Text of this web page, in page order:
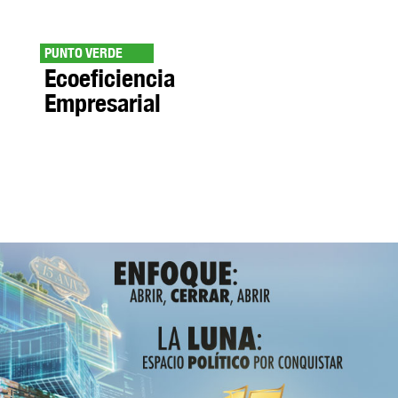
PUNTO VERDE
Ecoeficiencia
Empresarial